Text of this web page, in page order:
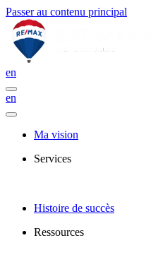
Passer au contenu principal
en
en
Ma vision
Services
Histoire de succès
Ressources